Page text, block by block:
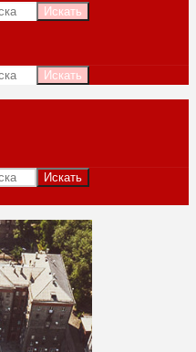
Искать
Искать
Искать